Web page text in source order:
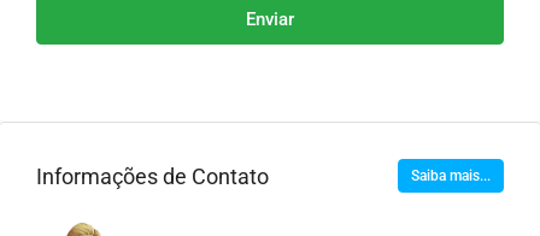
Enviar
Informações de Contato Saiba mais...